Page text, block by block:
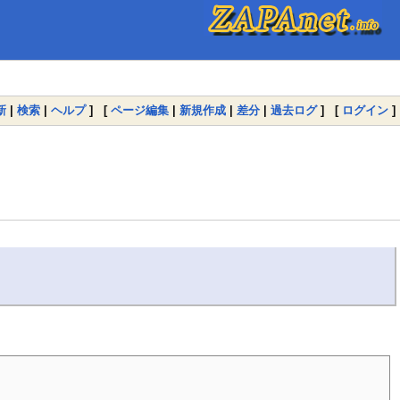
| 検索 | ヘルプ] [ ページ編集 | 新規作成 | 差分 | 過去ログ] [ ログイン ]